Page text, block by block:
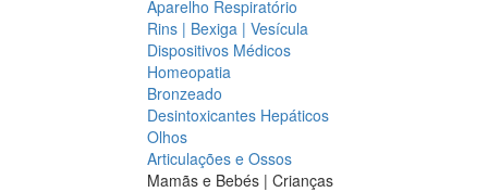
Aparelho Respiratório
Rins | Bexiga | Vesícula
Dispositivos Médicos
Homeopatia
Bronzeado
Desintoxicantes Hepáticos
Olhos
Articulações e Ossos
Mamãs e Bebés | Crianças